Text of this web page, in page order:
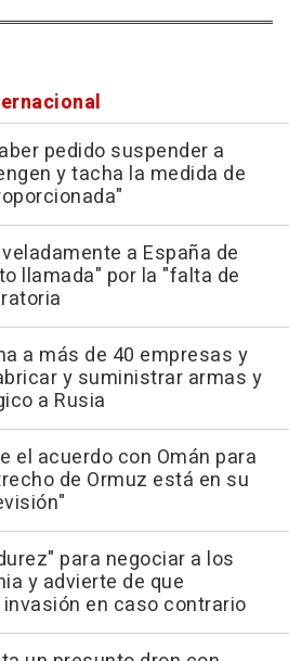
pedido suspender a
y tacha la medida de
a España de
llamada" por la "falta de
a más de 40 empresas y
y suministrar armas y
a Rusia
el acuerdo con Omán para
de Ormuz está en su
para negociar a los
y advierte de que
en caso contrario